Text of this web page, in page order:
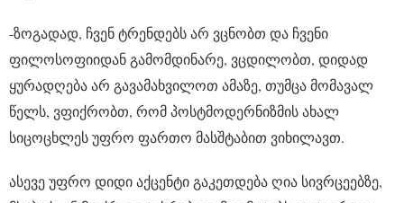
-ზოგადად, ჩვენ ტრენდებს არ ვცნობთ და ჩვენი
ფილოსოფიიდან გამომდინარე, ვცდილობთ, დიდად
ყურადღება არ გავამახვილოთ ამაზე, თუმცა მომავალ
წელს, ვფიქრობთ, რომ პოსტმოდერნიზმის ახალ
სიცოცხლეს უფრო ფართო მასშტაბით ვიხილავთ.
ასევე უფრო დიდი აქცენტი გაკეთდება ღია სივრცეებზე,